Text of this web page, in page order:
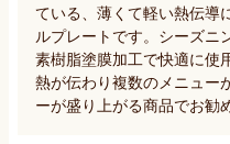
ている、薄くて軽い熱伝導
ルプレートです。シーズニ
素樹脂塗膜加工で快適に使
熱が伝わり複数のメニュー
ーが盛り上がる商品でお勧